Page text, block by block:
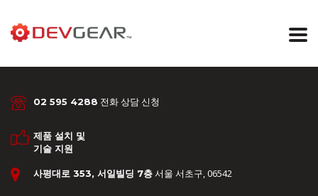
02 595 4288 전화 상담 신청
제품 설치 및
기술 지원
사평대로 353, 서일빌딩 7층서울 서초구, 06542